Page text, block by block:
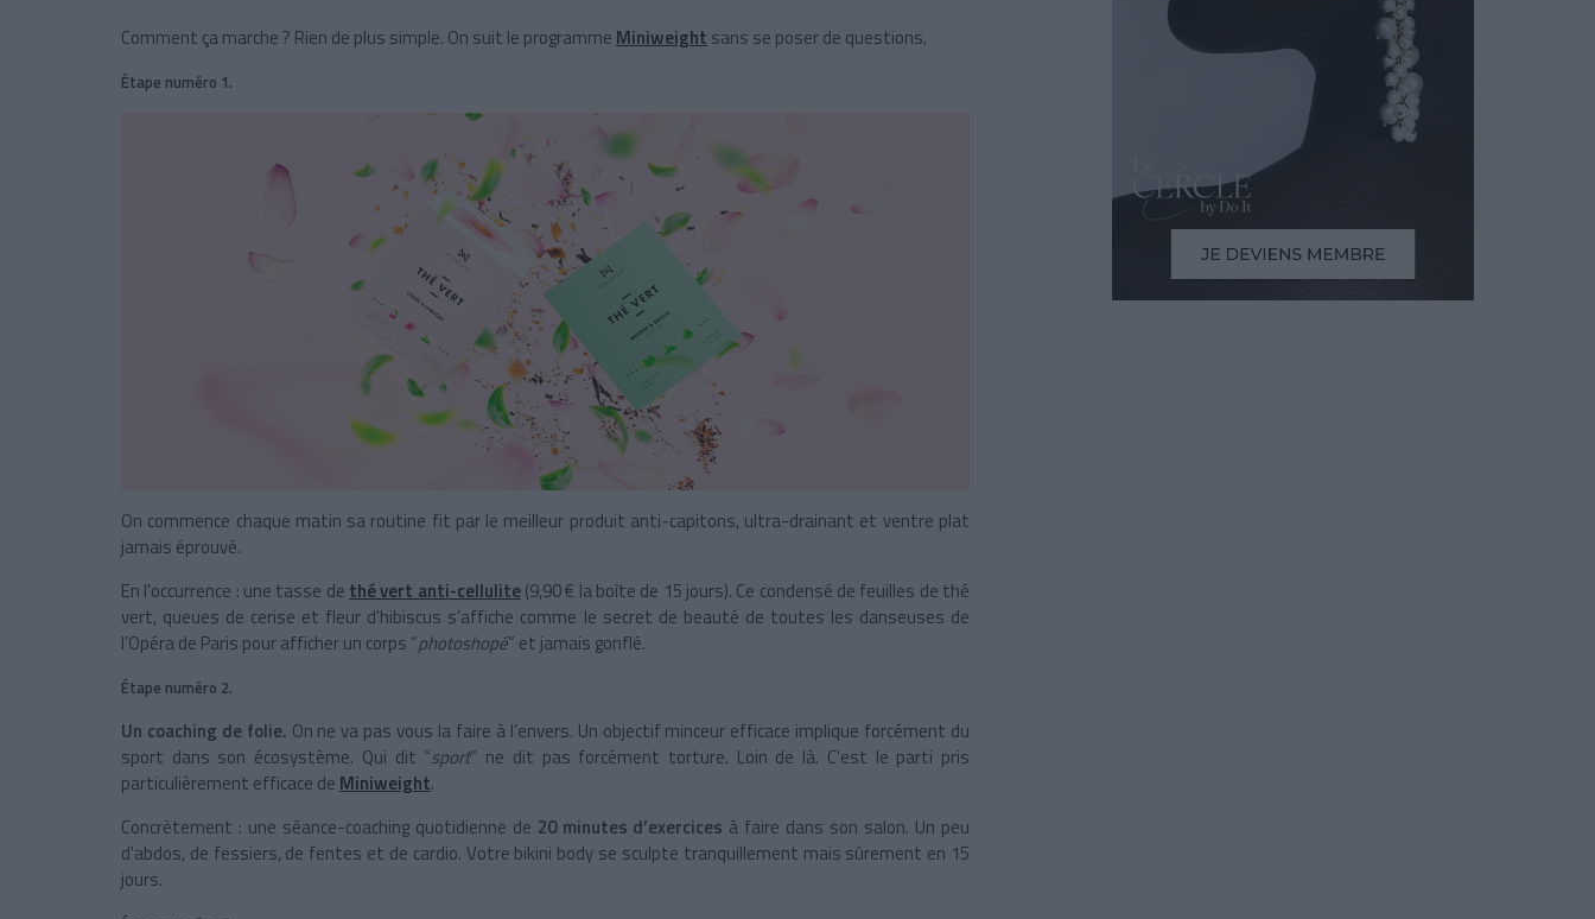
Comment ça marche ? Rien de plus simple. On suit le programme Miniweight sans se poser de questions.
Étape numéro 1.
On commence chaque matin sa routine fit par le meilleur produit anti-capitons, ultra-drainant et ventre plat
jamais éprouvé.
En l'occurrence : une tasse de thé vert anti-cellulite(9,90 € la boîte de 15 jours). Ce condensé de feuilles de thé
vert, queues de cerise et fleur d'hibiscus s’affiche comme le secret de beauté de toutes les danseuses de
l’Opéra de Paris pour afficher un corps “photoshopé” et jamais gonflé.
Étape numéro 2.
Un coaching de folie. On ne va pas vous la faire à l’envers. Un objectif minceur efficace implique forcément du
sport dans son écosystème. Qui dit “sport” ne dit pas forcément torture. Loin de là. C’est le parti pris
particulièrement efficace de Miniweight.
Concrètement : une séance-coaching quotidienne de 20 minutes d’exercices à faire dans son salon. Un peu
d'abdos, de fessiers, de fentes et de cardio. Votre bikini body se sculpte tranquillement mais sûrement en 15
jours.